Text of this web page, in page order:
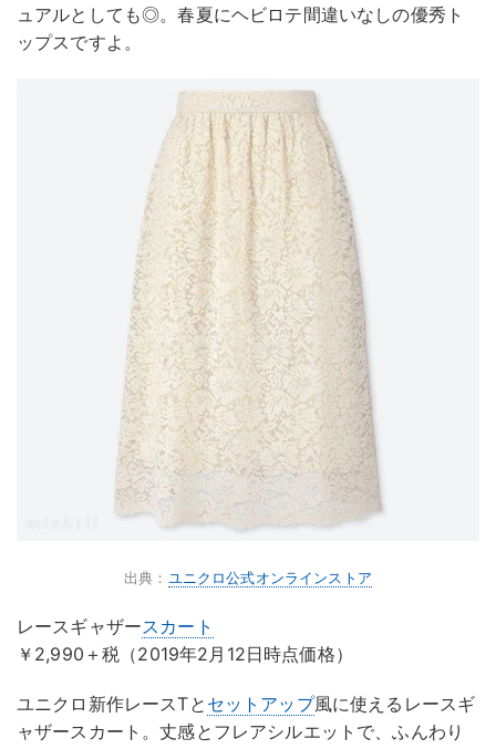
ュアルとしても◎。春夏にヘビロテ間違いなしの優秀ト
ップスですよ。
出典： ユニクロ公式オンラインストア
レースギャザースカート
￥2,990＋税（2019年2月12日時点価格）
ユニクロ新作レースTと セットアップ風に使えるレースギ
ャザースカート。丈感とフレアシルエットで、ふんわり